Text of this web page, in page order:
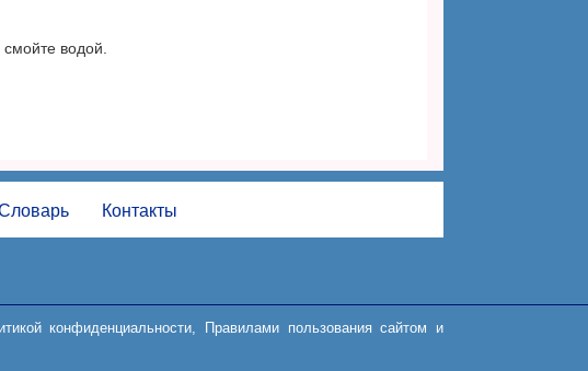
водой.
Контакты
конфиденциальности, Правилами пользования сайтом и